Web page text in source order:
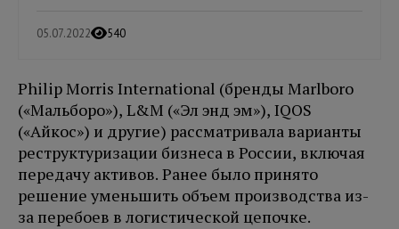
05.07.2022 540
Philip Morris International (бренды Marlboro
(«Мальборо»), L&M («Эл энд эм»), IQOS
(«Айкос») и другие) рассматривала варианты
реструктуризации бизнеса в России, включая
передачу активов. Ранее было принято
решение уменьшить объем производства из-
за перебоев в логистической цепочке.